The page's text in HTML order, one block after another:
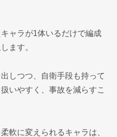
ャラが1体いるだけで編成
ます。
しつつ、自衛手段も持って
いやすく、事故を減らすこ
軟に変えられるキャラは、